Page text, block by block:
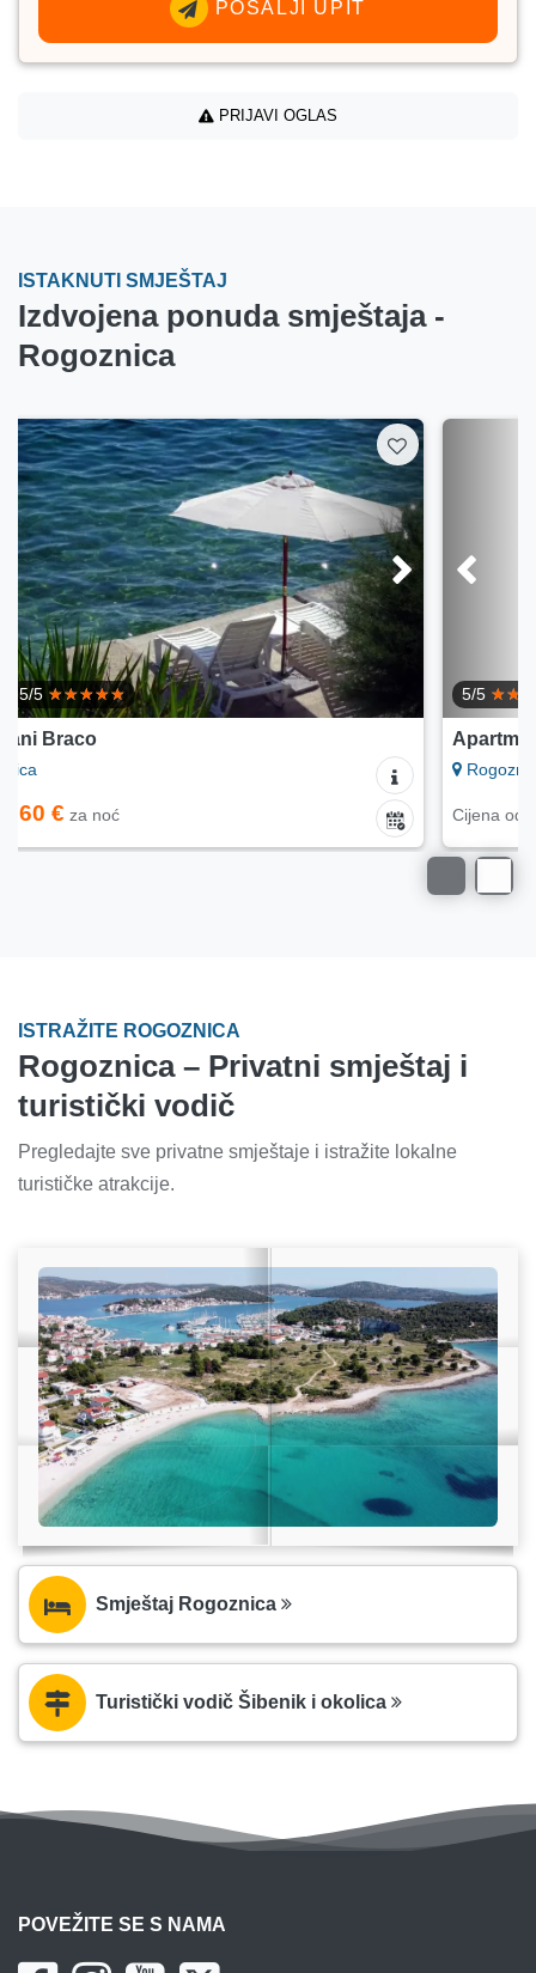
POŠALJI UPIT
PRIJAVI OGLAS
ISTAKNUTI SMJEŠTAJ
Izdvojena ponuda smještaja -
Rogoznica
5/5
Apartmani Tomo
Cijena od75 €
ISTRAŽITE ROGOZNICA
Rogoznica – Privatni smještaj i
turistički vodič
Pregledajte sve privatne smještaje i istražite lokalne
turističke atrakcije.
Smještaj Rogoznica
Turistički vodič Šibenik i okolica
POVEŽITE SE S NAMA